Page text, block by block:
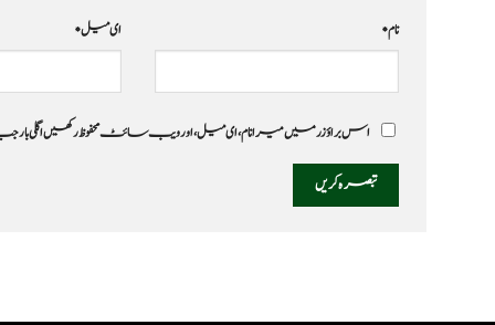
نام* ای میل*
اس براؤزر میں میرا نام، ای میل، اور ویب سائٹ محفوظ رکھیں اگلی